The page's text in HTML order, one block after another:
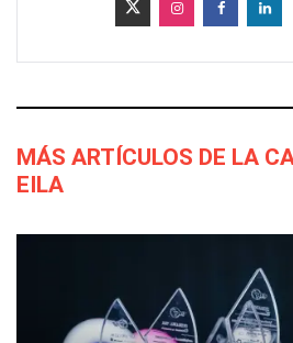
MÁS ARTÍCULOS DE LA
EILA